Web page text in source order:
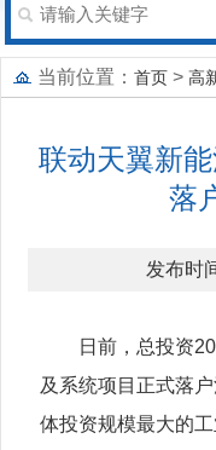
当前位置： 首页 > 高
联动天翼新
落
发布时
日前，总投资
及系统项目正式落
体投资规模最大的